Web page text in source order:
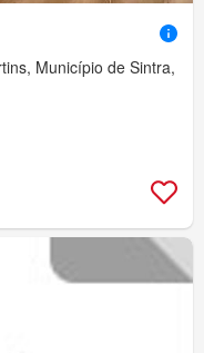
Município de Sintra,